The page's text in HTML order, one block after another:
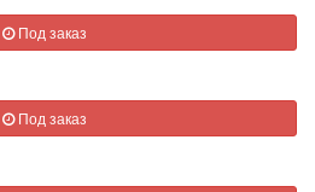
Под заказ
Под заказ